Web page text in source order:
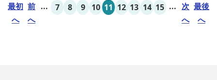
最初
へ
前
へ
... 7 8 9 10 11 12 13 14 15 ... 次
へ
最後
へ